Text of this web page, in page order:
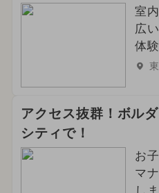
室
広
体
アクセス抜群！ボル
シティで！
お
マ